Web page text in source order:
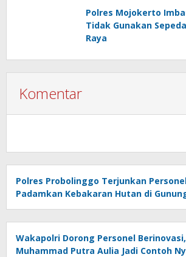
Polres Mojokerto
Tidak Gunakan
Raya
Komentar
Polres Probolinggo Terjunkan
Padamkan Kebakaran Hutan di
Wakapolri Dorong Personel
Muhammad Putra Aulia Jadi Contoh